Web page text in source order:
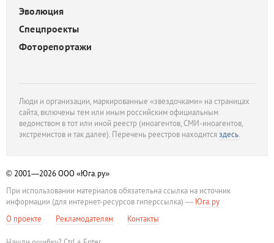
Эволюция
Спецпроекты
Фоторепортажи
Люди и организации, маркированные «звездочками» на страницах
сайта, включены тем или иным российским официальным
ведомством в тот или иной реестр (иноагентов, СМИ-иноагентов,
экстремистов и так далее). Перечень реестров находитсяздесь.
© 2001—2026ООО «Юга.ру»
При использовании материалов обязательна ссылка на источник
информации (для интернет-ресурсов гиперссылка) — Юга.ру
О проекте
Рекламодателям Контакты